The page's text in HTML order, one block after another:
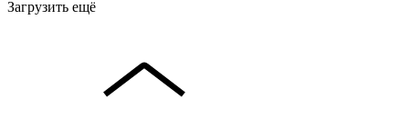
Загрузить ещё